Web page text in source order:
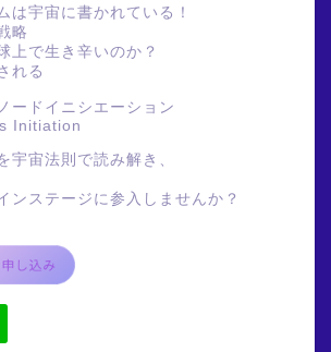
は宇宙に書かれている！
略
上で生き辛いのか？
れる
ードイニシエーション
Initiation
宇宙法則で読み解き、
ンステージに参入しませんか？